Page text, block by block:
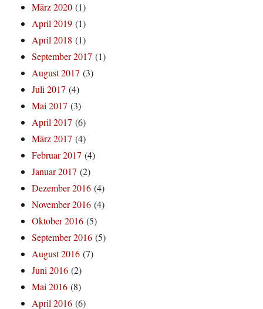
März 2020 (1)
April 2019 (1)
April 2018 (1)
September 2017 (1)
August 2017 (3)
Juli 2017 (4)
Mai 2017 (3)
April 2017 (6)
März 2017 (4)
Februar 2017 (4)
Januar 2017 (2)
Dezember 2016 (4)
November 2016 (4)
Oktober 2016 (5)
September 2016 (5)
August 2016 (7)
Juni 2016 (2)
Mai 2016 (8)
April 2016 (6)